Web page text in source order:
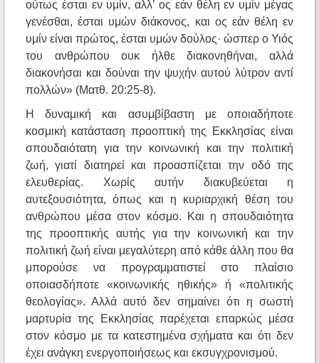
ούτως έσται εν υμίν, αλλ’ ος εάν θέλη εν υμίν μέγας
γενέσθαι, έσται υμών διάκονος, και ος εάν θέλη εν
υμίν είναι πρώτος, έσται υμών δούλος· ώσπερ ο Υιός
του ανθρώπου ουκ ήλθε διακονηθήναι, αλλά
διακονήσαι και δούναι την ψυχήν αυτού λύτρον αντί
πολλών» (Ματθ. 20:25-8).
Η δυναμική και ασυμβίβαστη με οποιαδήποτε
κοσμική κατάσταση προοπτική της Εκκλησίας είναι
σπουδαιότατη για την κοινωνική και την πολιτική
ζωή, γιατί διατηρεί και προασπίζεται την οδό της
ελευθερίας. Χωρίς αυτήν διακυβεύεται η
αυτεξουσιότητα, όπως και η κυριαρχική θέση του
ανθρώπου μέσα στον κόσμο. Και η σπουδαιότητα
της προοπτικής αυτής για την κοινωνική και την
πολιτική ζωή είναι μεγαλύτερη από κάθε άλλη που θα
μπορούσε να προγραμματιστεί στο πλαίσιο
οποιασδήποτε «κοινωνικής ηθικής» ή «πολιτικής
θεολογίας». Αλλά αυτό δεν σημαίνει ότι η σωστή
μαρτυρία της Εκκλησίας παρέχεται επαρκώς μέσα
στον κόσμο με τα κατεστημένα σχήματα και ότι δεν
έχει ανάγκη ενεργοποιήσεως και εκσυγχρονισμού.